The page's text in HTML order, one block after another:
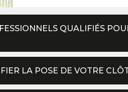
QUALIFIÉS
LA POSE DE VOTRE